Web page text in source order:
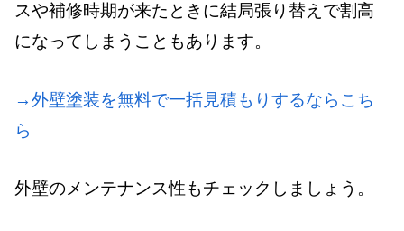
スや補修時期が来たときに結局張り替えで割高
になってしまうこともあります。
→外壁塗装を無料で一括見積もりするならこち
ら
外壁のメンテナンス性もチェックしましょう。